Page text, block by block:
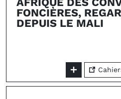
FONCIÈRES,
DEPUIS LE MALI